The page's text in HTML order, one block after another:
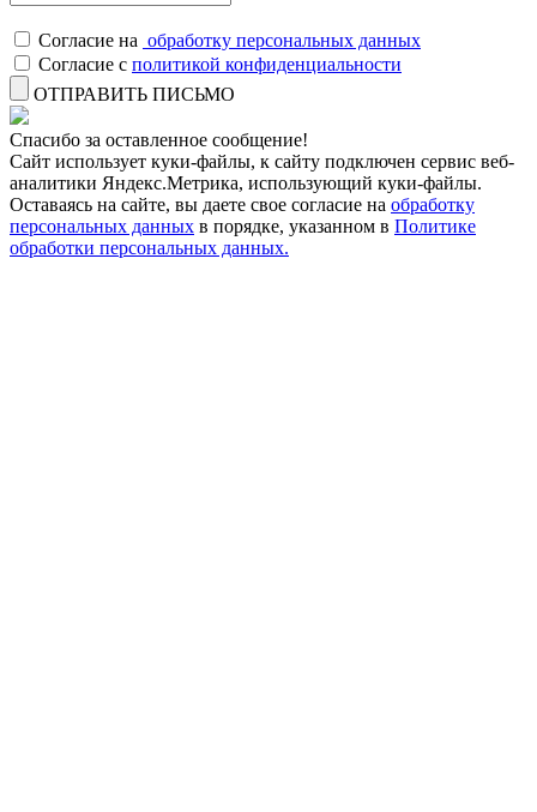
Согласие на обработку персональных данных
Согласие с политикой конфиденциальности
ОТПРАВИТЬ ПИСЬМО
Спасибо за оставленное сообщение!
Сайт использует куки-файлы, к сайту подключен сервис веб-
аналитики Яндекс.Метрика, использующий куки-файлы.
Оставаясь на сайте, вы даете свое согласие на обработку
персональных данных в порядке, указанном в Политике
обработки персональных данных.